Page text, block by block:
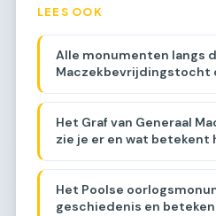
LEES OOK
Alle monumenten langs
Maczekbevrijdingstocht
Het Graf van Generaal
zie je er en wat betekent
Het Poolse
geschiedenis en